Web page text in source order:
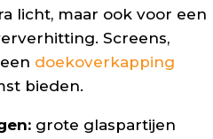
licht, maar ook voor een
Screens,
doekoverkapping
bieden.
grote glaspartijen